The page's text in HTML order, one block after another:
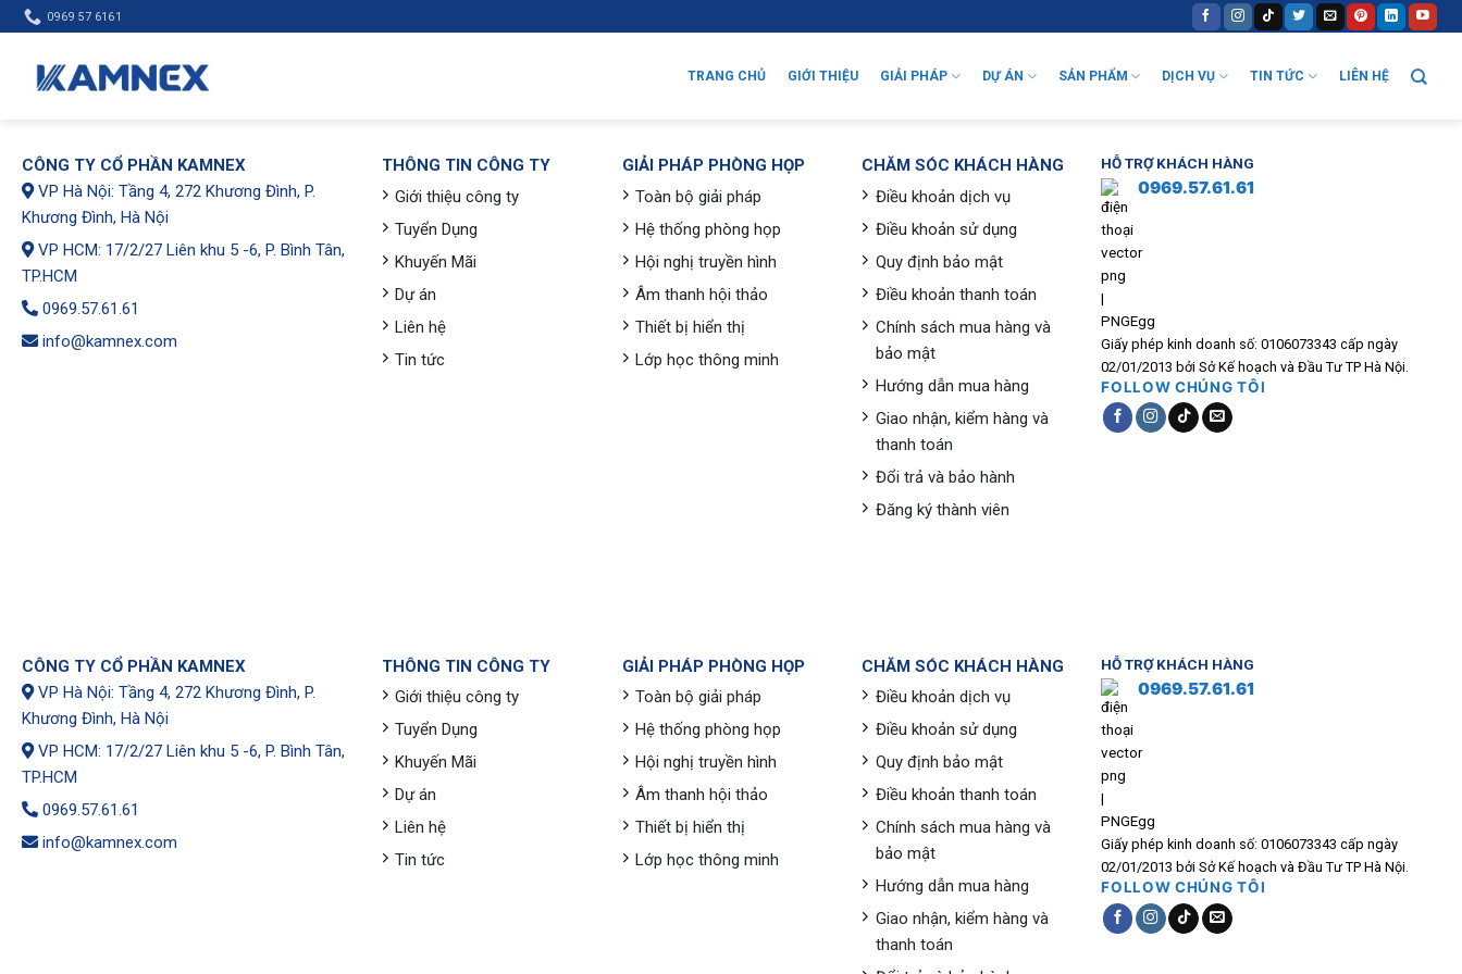
Skip
to
0969 57 6161
TRANG CHỦ GIỚI THIỆU GIẢI PHÁP DỰ ÁN SẢN PHẨM DỊCH VỤ TIN TỨC LIÊN HỆ
CÔNG TY CỔ PHẦN KAMNEX
VP Hà Nội: Tầng 4, 272 Khương Đình, P.
Khương Đình, Hà Nội
VP HCM: 17/2/27 Liên khu 5 -6, P. Bình Tân,
TP.HCM
0969.57.61.61
info@kamnex.com
THÔNG TIN CÔNG TY
Giới thiệu công ty
Tuyển Dụng
Khuyến Mãi
Dự án
Liên hệ
Tin tức
GIẢI PHÁP PHÒNG HỌP
Toàn bộ giải pháp
Hệ thống phòng họp
Hội nghị truyền hình
Âm thanh hội thảo
Thiết bị hiển thị
Lớp học thông minh
CHĂM SÓC KHÁCH HÀNG
Điều khoản dịch vụ
Điều khoản sử dụng
Quy định bảo mật
Điều khoản thanh toán
Chính sách mua hàng và
bảo mật
Hướng dẫn mua hàng
Giao nhận, kiểm hàng và
thanh toán
Đổi trả và bảo hành
Đăng ký thành viên
HỖ TRỢ KHÁCH HÀNG
0969.57.61.61
Giấy phép kinh doanh số: 0106073343 cấp ngày
02/01/2013 bởi Sở Kế hoạch và Đầu Tư TP Hà Nội.
FOLLOW CHÚNG TÔI
CÔNG TY CỔ PHẦN KAMNEX
VP Hà Nội: Tầng 4, 272 Khương Đình, P.
Khương Đình, Hà Nội
VP HCM: 17/2/27 Liên khu 5 -6, P. Bình Tân,
TP.HCM
0969.57.61.61
info@kamnex.com
THÔNG TIN CÔNG TY
Giới thiệu công ty
Tuyển Dụng
Khuyến Mãi
Dự án
Liên hệ
Tin tức
GIẢI PHÁP PHÒNG HỌP
Toàn bộ giải pháp
Hệ thống phòng họp
Hội nghị truyền hình
Âm thanh hội thảo
Thiết bị hiển thị
Lớp học thông minh
CHĂM SÓC KHÁCH HÀNG
Điều khoản dịch vụ
Điều khoản sử dụng
Quy định bảo mật
Điều khoản thanh toán
Chính sách mua hàng và
bảo mật
Hướng dẫn mua hàng
Giao nhận, kiểm hàng và
thanh toán
HỖ TRỢ KHÁCH HÀNG
0969.57.61.61
Giấy phép kinh doanh số: 0106073343 cấp ngày
02/01/2013 bởi Sở Kế hoạch và Đầu Tư TP Hà Nội.
FOLLOW CHÚNG TÔI